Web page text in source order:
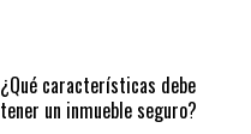
¿Qué características debe
tener un inmueble seguro?